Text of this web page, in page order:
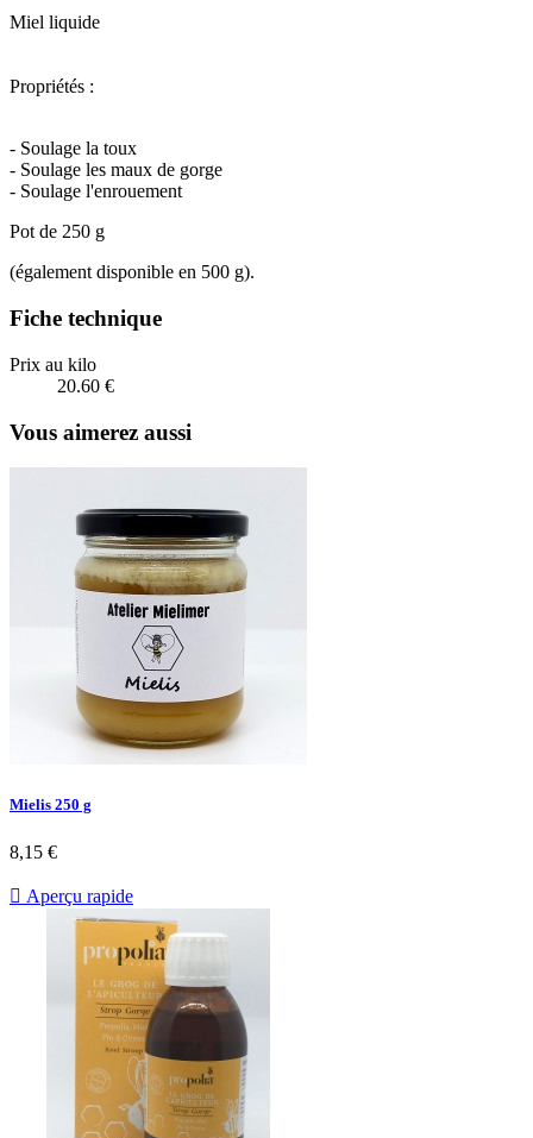
Miel liquide
Propriétés :
- Soulage la toux
- Soulage les maux de gorge
- Soulage l'enrouement
Pot de 250 g
(également disponible en 500 g).
Fiche technique
Prix au kilo
20.60 €
Vous aimerez aussi
Mielis 250 g
8,15 €
 Aperçu rapide